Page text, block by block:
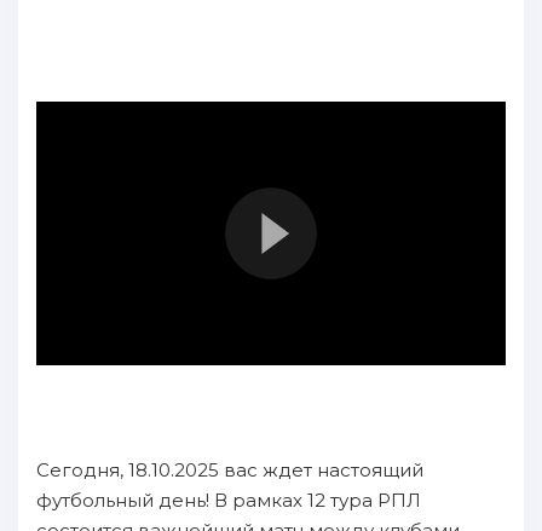
Сегодня, 18.10.2025 вас ждет настоящий
футбольный день! В рамках 12 тура РПЛ